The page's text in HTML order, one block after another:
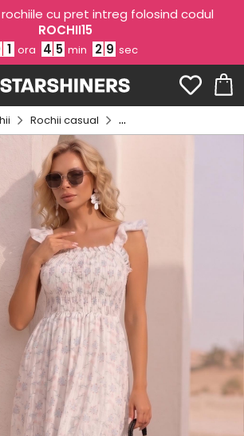
cu pret intreg folosind codul
ROCHII15
1 ora 4 5 min 2 9 sec
Rochii casual Rochii cu imprimeu